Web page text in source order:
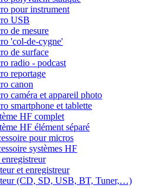
pour instrument
USB
de mesure
'col-de-cygne'
de surface
radio - podcast
reportage
canon
caméra et appareil photo
smartphone et tablette
HF complet
HF élément séparé
pour micros
systèmes HF
et enregistreur
(CD, SD, USB, BT, Tuner,…)